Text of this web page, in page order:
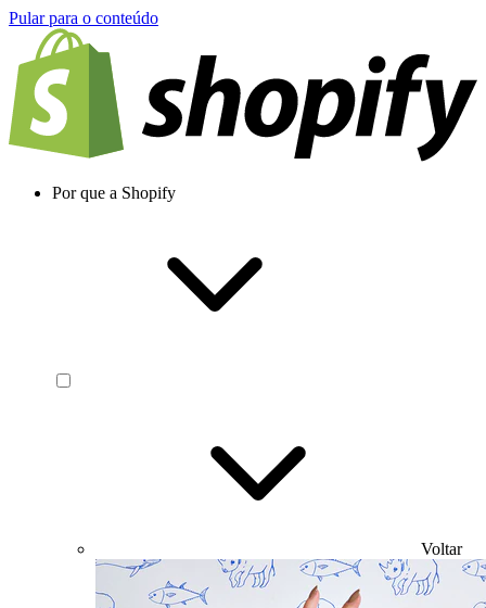
Pular para o conteúdo
Por que a Shopify
Voltar